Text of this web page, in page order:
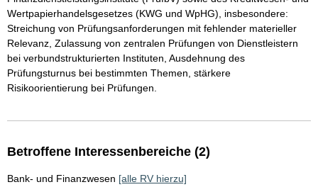
Wertpapierhandelsgesetzes (KWG und WpHG), insbesondere:
Streichung von Prüfungsanforderungen mit fehlender materieller
Relevanz, Zulassung von zentralen Prüfungen von Dienstleistern
bei verbundstrukturierten Instituten, Ausdehnung des
Prüfungsturnus bei bestimmten Themen, stärkere
Risikoorientierung bei Prüfungen.
Betroffene Interessenbereiche (2)
Bank- und Finanzwesen [alle RV hierzu]